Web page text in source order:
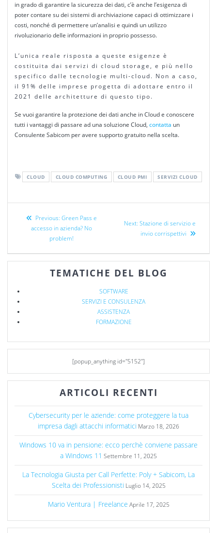
in grado di garantire la sicurezza dei dati, c’è anche l’esigenza di
poter contare su dei sistemi di archiviazione capaci di ottimizzare i
costi, nonché di permettere un’analisi e quindi un utilizzo
rivoluzionario delle informazioni in proprio possesso.
L’unica reale risposta a queste esigenze è
costituita dai servizi di cloud storage, e più nello
specifico dalle tecnologie multi-cloud. Non a caso,
il 91% delle imprese progetta di adottare entro il
2021 delle architetture di questo tipo.
Se vuoi garantire la protezione dei dati anche in Cloud e conoscere
tutti i vantaggi di passare ad una soluzione Cloud, contatta un
Consulente Sabicom per avere supporto gratuito nella scelta.
CLOUD CLOUD COMPUTING CLOUD PMI SERVIZI CLOUD
Previous: Green Pass e
accesso in azienda? No
problem!
Next: Stazione di servizio e
invio corrispettivi
TEMATICHE DEL BLOG
SOFTWARE
SERVIZI E CONSULENZA
ASSISTENZA
FORMAZIONE
[popup_anything id="5152"]
ARTICOLI RECENTI
Cybersecurity per le aziende: come proteggere la tua
impresa dagli attacchi informatici Marzo 18, 2026
Windows 10 va in pensione: ecco perchè conviene passare
a Windows 11 Settembre 11, 2025
La Tecnologia Giusta per Call Perfette: Poly + Sabicom, La
Scelta dei Professionisti Luglio 14, 2025
Mario Ventura | Freelance Aprile 17, 2025